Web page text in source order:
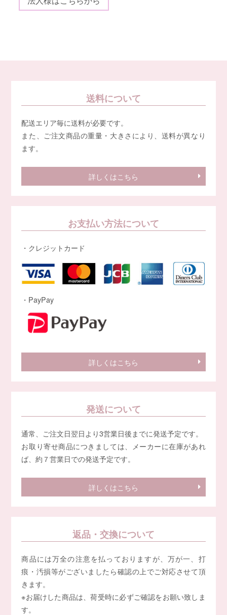
送料について
配送エリア毎に送料が必要です。
また、ご注文商品の重量・大きさにより、送料が異なり
ます。
詳しくはこちら
お支払い方法について
・クレジットカード
・PayPay
詳しくはこちら
発送について
通常、ご注文日翌日より3営業日後までに発送予定です。
お取り寄せ商品につきましては、メーカーに在庫があれ
ば、約７営業日での発送予定です。
詳しくはこちら
返品・交換について
商品には万全の注意を払っておりますが、万が一、打
痕・汚損等がございましたら確認の上でご対応させて頂
きます。
※お届けした商品は、荷受時に必ずご確認をお願い致しま
す。